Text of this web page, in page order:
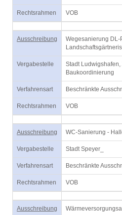
Rechtsrahmen VOB
Ausschreibung
Wegesanierung
Vergabestelle
Stadt
Baukoordinierung
Verfahrensart Beschränkte
Rechtsrahmen VOB
Ausschreibung WC-Sanierung -
Vergabestelle Stadt Speyer_
Verfahrensart Beschränkte
Rechtsrahmen VOB
Ausschreibung